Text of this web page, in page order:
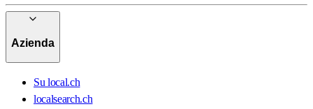
Azienda
Su local.ch
localsearch.ch